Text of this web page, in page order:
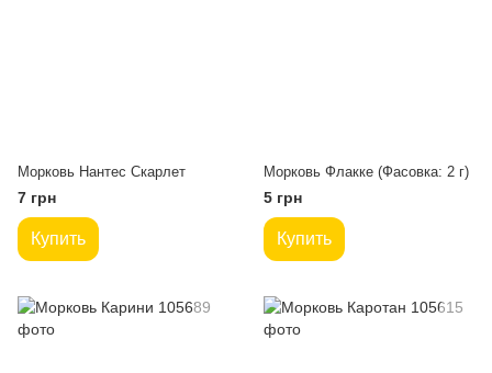
Морковь Нантес Скарлет
7 грн
Купить
Морковь Флакке (Фасовка: 2 г)
5 грн
Купить